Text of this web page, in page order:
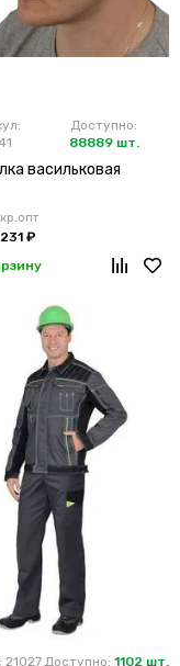
Доступно:
88889 шт.
васильковая
кр.опт
231 ₽
21027 Доступно: 1102 шт.